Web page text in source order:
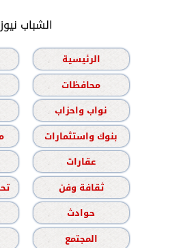
الشباب نيوز
الرئيسية
محافظات
نواب واحزاب
بنوك واستثمارات
عقارات
ثقافة وفن
حوادث
المجتمع